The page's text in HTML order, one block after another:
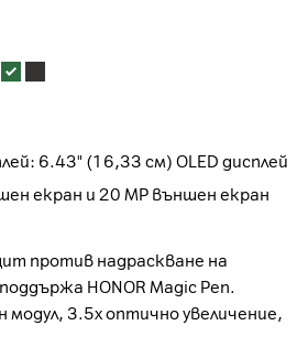
6.43" (16,33 см) OLED дисплей
50 MP + 50 MP + 40 MP основна камера и 20 MP вътрешен екран и 20 MP външен екран
против надраскване на
HONOR Magic Pen.
модул, 3.5x оптично увеличение,